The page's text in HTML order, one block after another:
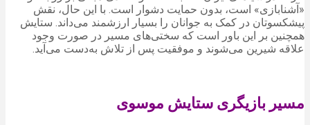
«آشنابازی» است، بدون حمایت دشوار است. با این حال، نقش
پیشکسوتان در کمک به جوانان را بسیار ارزشمند می‌داند. ستایش
همچنین بر این باور است که سختی‌های مسیر در صورت وجود
علاقه شیرین می‌شوند و موفقیت پس از تلاش به‌دست می‌آید.
مسیر بازیگری ستایش موسوی